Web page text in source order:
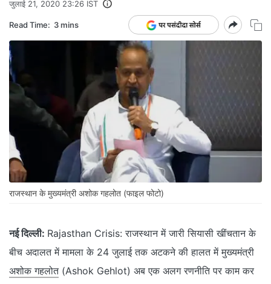
जुलाई 21, 2020 23:26 IST
Read Time: 3 mins
राजस्थान के मुख्यमंत्री अशोक गहलोत (फाइल फोटो)
नई दिल्ली: Rajasthan Crisis: राजस्थान में जारी सियासी खींचतान के
बीच अदालत में मामला के 24 जुलाई तक अटकने की हालत में मुख्यमंत्री
अशोक गहलोत(Ashok Gehlot) अब एक अलग रणनीति पर काम कर